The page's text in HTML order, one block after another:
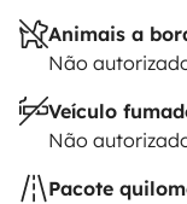
Animais a
Não
Veículo
Não
Pacote